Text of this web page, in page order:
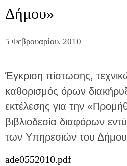
Δήμου»
5 Φεβρουαρίου, 2010
Έγκριση πίστωσης,
καθορισμός όρων
εκτέλεσης για την
βιβλιοδεσία διαφόρων
των Υπηρεσιών του
ade0552010.pdf